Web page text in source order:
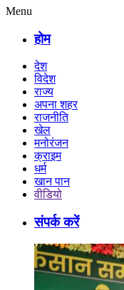
Menu
होम
देश
विदेश
राज्य
अपना शहर
राजनीति
खेल
मनोरंजन
क्राइम
धर्म
खान पान
वीडियो
संपर्क करें